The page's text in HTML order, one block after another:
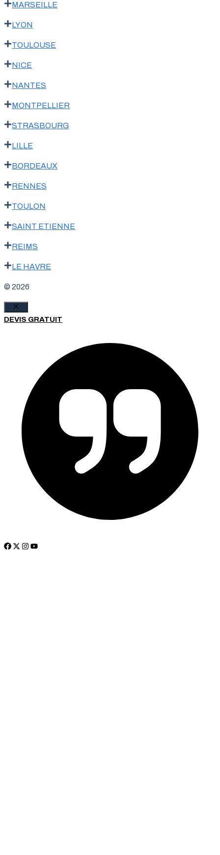
MARSEILLE
LYON
TOULOUSE
NICE
NANTES
MONTPELLIER
STRASBOURG
LILLE
BORDEAUX
RENNES
TOULON
SAINT ETIENNE
REIMS
LE HAVRE
© 2026
Fermer
DEVIS GRATUIT